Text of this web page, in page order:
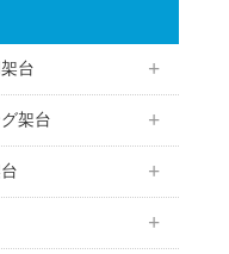
台
架台